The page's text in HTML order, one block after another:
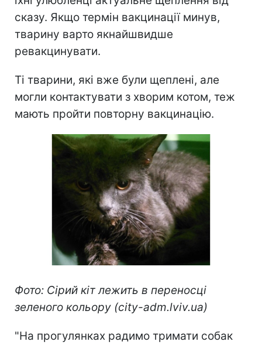
сказу. Якщо термін вакцинації минув,
тварину варто якнайшвидше
ревакцинувати.
Ті тварини, які вже були щеплені, але
могли контактувати з хворим котом, теж
мають пройти повторну вакцинацію.
Фото: Сірий кіт лежить в переносці
зеленого кольору (city-adm.lviv.ua)
"На прогулянках радимо тримати собак